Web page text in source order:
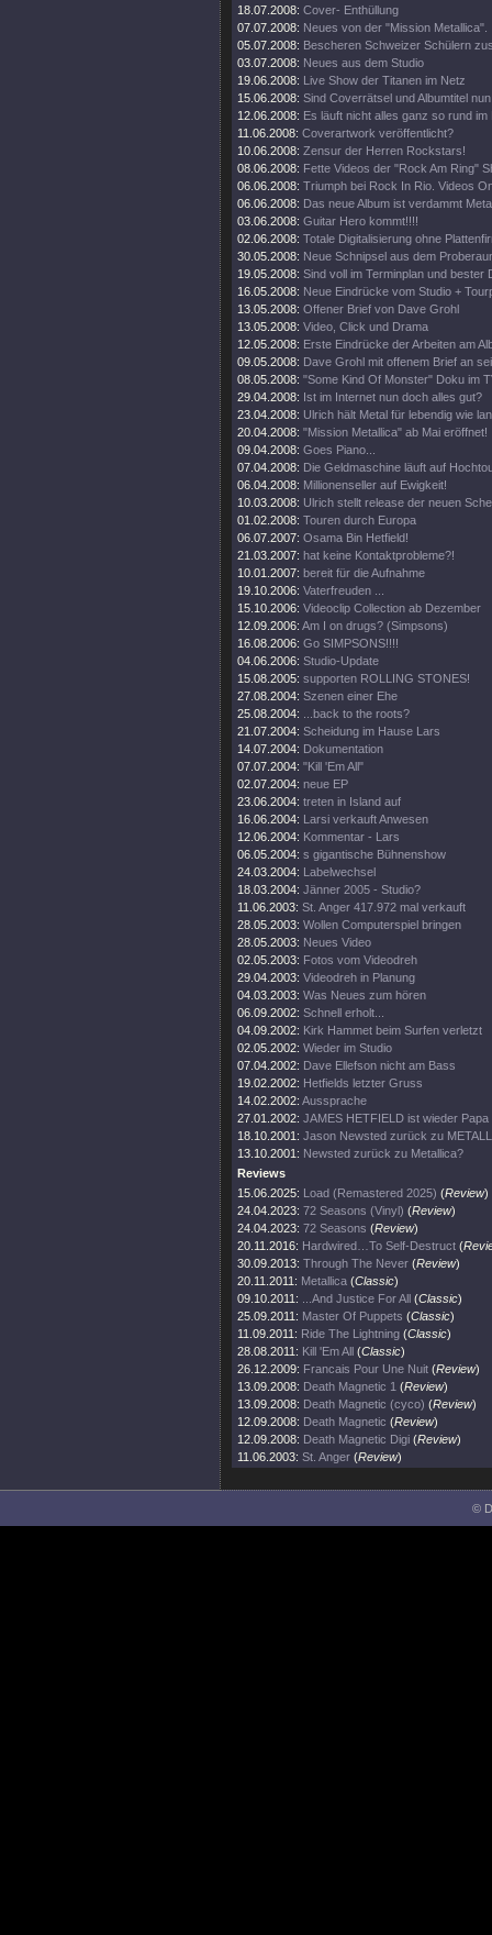
18.07.2008: Cover- Enthüllung
07.07.2008: Neues von der "Mission Metallica".
05.07.2008: Bescheren Schweizer Schülern
03.07.2008: Neues aus dem Studio
19.06.2008: Live Show der Titanen im Netz
15.06.2008: Sind Coverrätsel und Albumtitel
12.06.2008: Es läuft nicht alles ganz so rund im
11.06.2008: Coverartwork veröffentlicht?
10.06.2008: Zensur der Herren Rockstars!
08.06.2008: Fette Videos der "Rock Am Ring"
06.06.2008: Triumph bei Rock In Rio. Videos
06.06.2008: Das neue Album ist verdammt
03.06.2008: Guitar Hero kommt!!!!
02.06.2008: Totale Digitalisierung ohne
30.05.2008: Neue Schnipsel aus dem
19.05.2008: Sind voll im Terminplan und bester
16.05.2008: Neue Eindrücke vom Studio +
13.05.2008: Offener Brief von Dave Grohl
13.05.2008: Video, Click und Drama
12.05.2008: Erste Eindrücke der Arbeiten am
09.05.2008: Dave Grohl mit offenem Brief an
08.05.2008: "Some Kind Of Monster" Doku im
29.04.2008: Ist im Internet nun doch alles gut?
23.04.2008: Ulrich hält Metal für lebendig wie
20.04.2008: "Mission Metallica" ab Mai eröffnet!
09.04.2008: Goes Piano...
07.04.2008: Die Geldmaschine läuft auf
06.04.2008: Millionenseller auf Ewigkeit!
10.03.2008: Ulrich stellt release der neuen
01.02.2008: Touren durch Europa
06.07.2007: Osama Bin Hetfield!
21.03.2007: hat keine Kontaktprobleme?!
10.01.2007: bereit für die Aufnahme
19.10.2006: Vaterfreuden ...
15.10.2006: Videoclip Collection ab Dezember
12.09.2006: Am I on drugs? (Simpsons)
16.08.2006: Go SIMPSONS!!!!
04.06.2006: Studio-Update
15.08.2005: supporten ROLLING STONES!
27.08.2004: Szenen einer Ehe
25.08.2004:
...back to the roots?
21.07.2004: Scheidung im Hause Lars
14.07.2004: Dokumentation
07.07.2004: "Kill 'Em All"
02.07.2004: neue EP
23.06.2004: treten in Island auf
16.06.2004: Larsi verkauft Anwesen
12.06.2004: Kommentar - Lars
06.05.2004: s gigantische Bühnenshow
24.03.2004: Labelwechsel
18.03.2004: Jänner 2005 - Studio?
11.06.2003: St. Anger 417.972 mal verkauft
28.05.2003: Wollen Computerspiel bringen
28.05.2003: Neues Video
02.05.2003: Fotos vom Videodreh
29.04.2003: Videodreh in Planung
04.03.2003: Was Neues zum hören
06.09.2002: Schnell erholt...
04.09.2002: Kirk Hammet beim Surfen verletzt
02.05.2002: Wieder im Studio
07.04.2002: Dave Ellefson nicht am Bass
19.02.2002: Hetfields letzter Gruss
14.02.2002: Aussprache
27.01.2002: JAMES HETFIELD ist wieder Papa
18.10.2001: Jason Newsted zurück zu
13.10.2001: Newsted zurück zu Metallica?
Reviews
15.06.2025: Load (Remastered 2025) (Review)
24.04.2023: 72 Seasons (Vinyl) (Review)
24.04.2023: 72 Seasons (Review)
20.11.2016: Hardwired…To Self-Destruct (
30.09.2013: Through The Never (Review)
20.11.2011: Metallica (Classic)
09.10.2011:
...And Justice For All (Classic)
25.09.2011: Master Of Puppets (Classic)
11.09.2011: Ride The Lightning (Classic)
28.08.2011: Kill 'Em All (Classic)
26.12.2009: Francais Pour Une Nuit (Review)
13.09.2008: Death Magnetic 1 (Review)
13.09.2008: Death Magnetic (cyco) (Review)
12.09.2008: Death Magnetic (Review)
12.09.2008: Death Magnetic Digi (Review)
11.06.2003: St. Anger (Review)
©